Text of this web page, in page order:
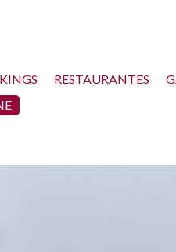
RESTAURANTES